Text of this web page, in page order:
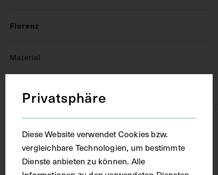
Florenz
Material
Technik
Handschrift
Privatsphäre
Diese Website verwendet Cookies bzw.
vergleichbare Technologien, um bestimmte
Dienste anbieten zu können. Alle